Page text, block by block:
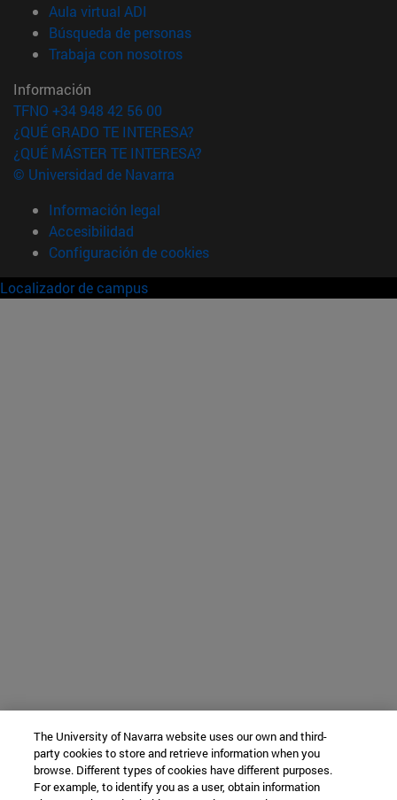
Aula virtual ADI
Búsqueda de personas(abre en nueva ventana)
Trabaja con nosotros(abre en nueva ventana)
Información
TFNO +34 948 42 56 00
¿QUÉ GRADO TE INTERESA?
¿QUÉ MÁSTER TE INTERESA?
© Universidad de Navarra
Información legal
Accesibilidad
Configuración de cookies
Localizador de campus
The University of Navarra website uses our own and third-
party cookies to store and retrieve information when you
browse. Different types of cookies have different purposes.
For example, to identify you as a user, obtain information